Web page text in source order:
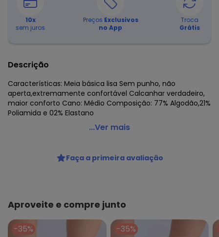
10x
sem juros
Preços Exclusivos
no App
Troca
Grátis
Descrição
Características: Meia básica lisa Sem punho, não
aperta,extremamente confortável Calcanhar verdadeiro,
maior conforto Cano: Médio Composição: 77% Algodão,21%
Poliamida e 02% Elastano
She - Meia sem Punho Cano Médio She 282.01
Colecao : MEIAS
...Ver mais
Faça a primeira avaliação
Aproveite e compre junto
-35% -35%